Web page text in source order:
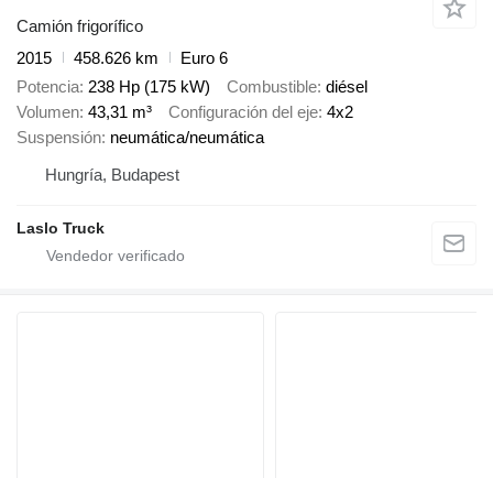
Camión frigorífico
2015
458.626 km
Euro 6
Potencia 238 Hp (175 kW) Combustible diésel
Volumen 43,31 m³ Configuración del eje 4x2
Suspensión neumática/neumática
Hungría, Budapest
Laslo Truck